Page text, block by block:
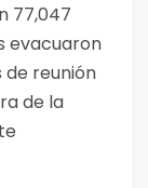
77,047
evacuaron
reunión
de la